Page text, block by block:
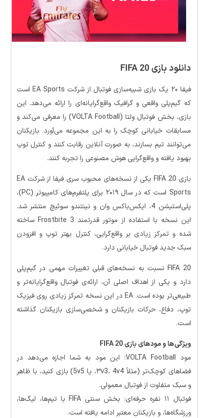
دانلود بازی FIFA 20
فیفا ۲۰ یک بازی شبیه‌سازی فوتبال از شرکت EA Sports است
که گیم‌پلی واقعی و گرافیک واقع‌گرایانه‌ای را ارائه می‌دهد. این
بازی، بخش فوتبال ولتا (VOLTA Football) را معرفی می‌کند و
مسابقات خیابانی کوچک را به این مجموعه می‌آورد. بازیکنان
می‌توانند تیم بسازند، به صورت آنلاین رقابت کنند و کنترل توپ
بهبود یافته و واقع‌گرایی هوش مصنوعی را تجربه کنند.
بازی FIFA 20 یکی از نسخه‌های محبوب سری فیفا از شرکت EA
Sports است که در سال ۲۰۱۹ برای پلتفرم‌های کامپیوتر (PC)،
پلی‌استیشن 4، ایکس‌باکس وان و نینتندو سوئیچ منتشر شد.
این نسخه با استفاده از موتور قدرتمند Frostbite 3 ساخته
شده و تمرکز زیادی بر واقع‌گرایی، کنترل بهتر توپ و افزودن
سبک جدید فوتبال خیابانی دارد.
FIFA 20 نسبت به نسخه‌های قبلی تغییرات مهمی در گیم‌پلی
دارد و یکی از اهداف اصلی آن، ارائه‌ی فوتبال واقع‌گرایانه‌تر و
طبیعی‌تر بوده است. EA در این نسخه تمرکز زیادی روی فیزیک
توپ، دفاع، حرکات بازیکنان و شخصی‌سازی بازیکنان گذاشته
است.
ویژگی‌ها و مودهای بازی FIFA 20
مود VOLTA Football: این مود به شما اجازه می‌دهد در
فضاهای کوچک‌تر (مثلاً ۳v3، 4v4، یا 5v5) بازی کنید، با ظاهر
و سبک متفاوت از فوتبال معمولی.
فوتبال ۱۱ نفره حرفه‌ای: بخش سنتی FIFA با تیم‌ها، لیگ‌ها،
ورزشگاه‌ها، و بازیکنان معتبر ادامه یافته است.